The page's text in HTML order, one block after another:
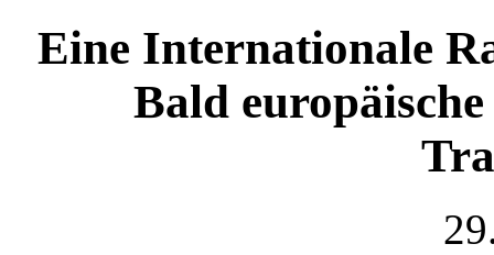
Eine Internationale
Bald